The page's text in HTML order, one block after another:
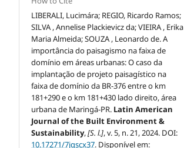
LIBERALI, Lucimára; REGIO, Ricardo Ramos;
SILVA , Annelise Plackievicz da; VIEIRA , Erika
Maria Almeida; SOUZA , Leonardo de. A
importância do paisagismo na faixa de
domínio em áreas urbanas: O caso da
implantação de projeto paisagístico na
faixa de domínio da BR-376 entre o km
181+290 e o km 181+430 lado direito, área
urbana de Maringá-PR. Latin American
Journal of the Built Environment &
Sustainability,[S. l.], v. 5, n. 21, 2024. DOI:
10.17271/7jqscx37. Disponível em: